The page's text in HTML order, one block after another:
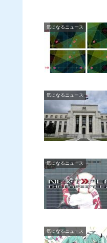
気になるニュース
気になるニュース
気になるニュース
気になるニュース